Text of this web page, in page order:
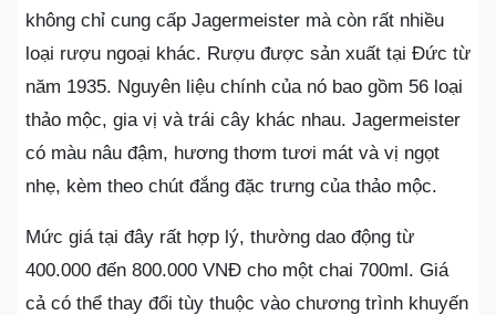
không chỉ cung cấp Jagermeister mà còn rất nhiều
loại rượu ngoại khác. Rượu được sản xuất tại Đức từ
năm 1935. Nguyên liệu chính của nó bao gồm 56 loại
thảo mộc, gia vị và trái cây khác nhau. Jagermeister
có màu nâu đậm, hương thơm tươi mát và vị ngọt
nhẹ, kèm theo chút đắng đặc trưng của thảo mộc.
Mức giá tại đây rất hợp lý, thường dao động từ
400.000 đến 800.000 VNĐ cho một chai 700ml. Giá
cả có thể thay đổi tùy thuộc vào chương trình khuyến